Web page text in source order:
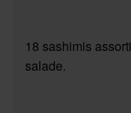
18 sashimis
salade.